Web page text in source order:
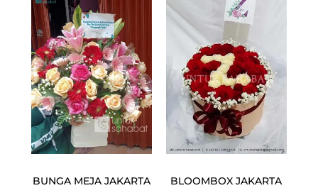
BUNGA MEJA JAKARTA
BLOOMBOX JAKARTA